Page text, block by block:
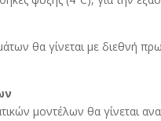
θα γίνεται με διεθνή
μοντέλων θα γίνεται